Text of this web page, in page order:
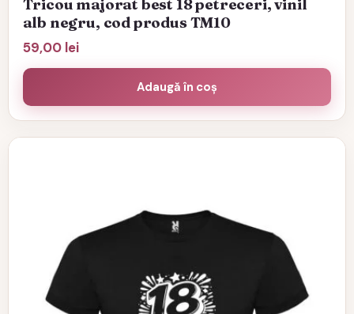
Tricou majorat best 18 petreceri, vinil
alb negru, cod produs TM10
59,00 lei
Adaugă în coș
Acest
Opțiunile